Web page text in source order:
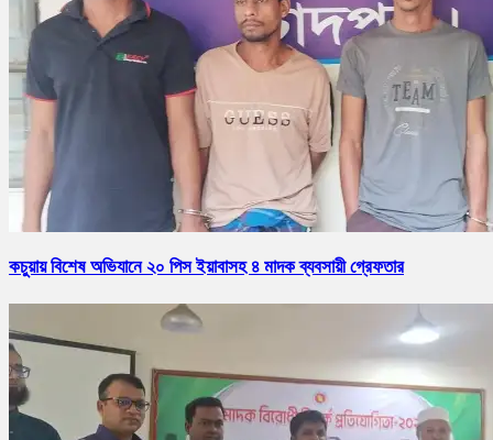
কচুয়ায় বিশেষ অভিযানে ২০ পিস ইয়াবাসহ ৪ মাদক ব্যবসায়ী গ্রেফতার